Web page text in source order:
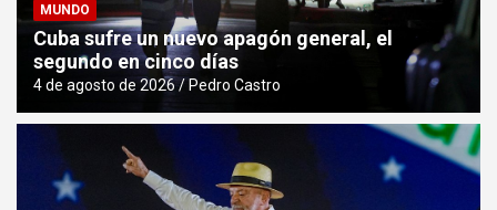
MUNDO
Cuba sufre un nuevo apagón general, el
segundo en cinco días
4 de agosto de 2026 Pedro Castro